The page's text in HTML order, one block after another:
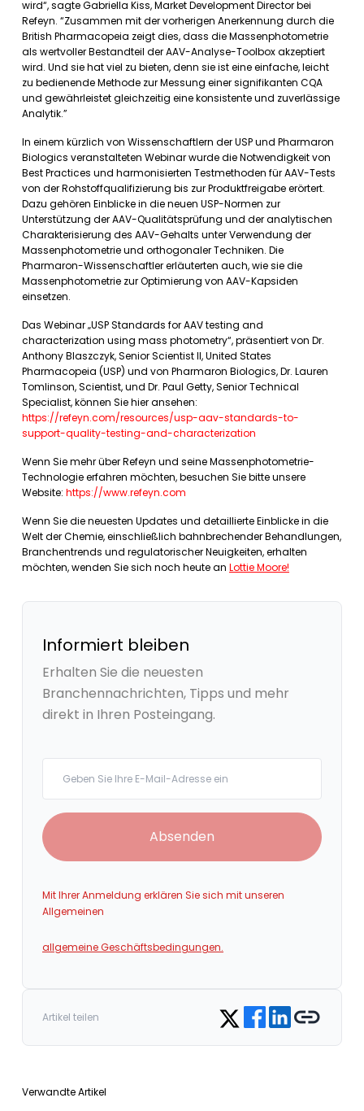
wird“, sagte Gabriella Kiss, Market Development Director bei
Refeyn. “Zusammen mit der vorherigen Anerkennung durch die
British Pharmacopeia zeigt dies, dass die Massenphotometrie
als wertvoller Bestandteil der AAV-Analyse-Toolbox akzeptiert
wird. Und sie hat viel zu bieten, denn sie ist eine einfache, leicht
zu bedienende Methode zur Messung einer signifikanten CQA
und gewährleistet gleichzeitig eine konsistente und zuverlässige
Analytik.”
In einem kürzlich von Wissenschaftlern der USP und Pharmaron
Biologics veranstalteten Webinar wurde die Notwendigkeit von
Best Practices und harmonisierten Testmethoden für AAV-Tests
von der Rohstoffqualifizierung bis zur Produktfreigabe erörtert.
Dazu gehören Einblicke in die neuen USP-Normen zur
Unterstützung der AAV-Qualitätsprüfung und der analytischen
Charakterisierung des AAV-Gehalts unter Verwendung der
Massenphotometrie und orthogonaler Techniken. Die
Pharmaron-Wissenschaftler erläuterten auch, wie sie die
Massenphotometrie zur Optimierung von AAV-Kapsiden
einsetzen.
Das Webinar „USP Standards for AAV testing and
characterization using mass photometry“, präsentiert von Dr.
Anthony Blaszczyk, Senior Scientist II, United States
Pharmacopeia (USP) und von Pharmaron Biologics, Dr. Lauren
Tomlinson, Scientist, und Dr. Paul Getty, Senior Technical
Specialist, können Sie hier ansehen:
https://refeyn.com/resources/usp-aav-standards-to-
support-quality-testing-and-characterization
Wenn Sie mehr über Refeyn und seine Massenphotometrie-
Technologie erfahren möchten, besuchen Sie bitte unsere
Website: https://www.refeyn.com
Wenn Sie die neuesten Updates und detaillierte Einblicke in die
Welt der Chemie, einschließlich bahnbrechender Behandlungen,
Branchentrends und regulatorischer Neuigkeiten, erhalten
möchten, wenden Sie sich noch heute an Lottie Moore!
Informiert bleiben
Erhalten Sie die neuesten
Branchennachrichten, Tipps und mehr
direkt in Ihren Posteingang.
Absenden
Mit Ihrer Anmeldung erklären Sie sich mit unseren
Allgemeinen
allgemeine Geschäftsbedingungen.
Artikel teilen Share on Twitter
Share on Facebook
Share on LinkedIn
Copy link
Verwandte Artikel